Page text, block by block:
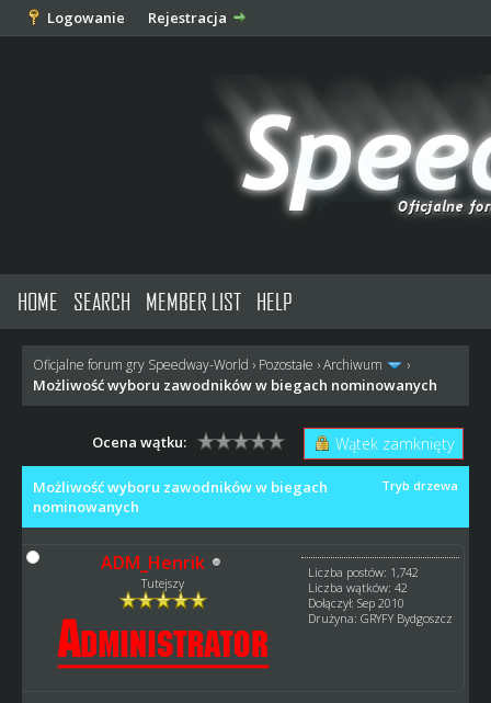
Logowanie Rejestracja
HOME SEARCH MEMBER LIST HELP
Oficjalne forum gry Speedway-World › Pozostałe ›Archiwum ›
Możliwość wyboru zawodników w biegach nominowanych
Wątek zamknięty
Ocena wątku:
Tryb drzewa
Możliwość wyboru zawodników w biegach
nominowanych
ADM_Henrik
Tutejszy
Liczba postów: 1,742
Liczba wątków: 42
Dołączył: Sep 2010
Drużyna: GRYFY Bydgoszcz